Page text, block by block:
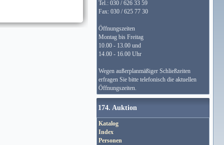
Tel.: 030 / 626 33 59
Fax: 030 / 625 77 30
Öffnungszeiten
Montag bis Freitag
10.00 - 13.00 und
14.00 - 16.00 Uhr
Wegen außerplanmäßiger Schließzeiten
erfragen Sie bitte telefonisch die aktuellen
Öffnungszeiten.
174. Auktion
Katalog
Index
Personen